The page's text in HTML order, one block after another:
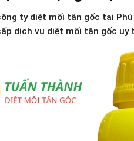
ty diệt mối tận gốc tại
dịch vụ diệt mối tận gốc